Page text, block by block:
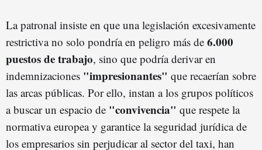
La patronal insiste en que una legislación excesivamente
restrictiva no solo pondría en peligro más de 6.000
puestos de trabajo, sino que podría derivar en
indemnizaciones "impresionantes" que recaerían sobre
las arcas públicas. Por ello, instan a los grupos políticos
a buscar un espacio de "convivencia" que respete la
normativa europea y garantice la seguridad jurídica de
los empresarios sin perjudicar al sector del taxi, han